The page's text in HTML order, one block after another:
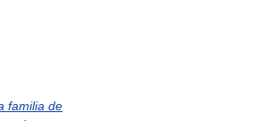
familia de